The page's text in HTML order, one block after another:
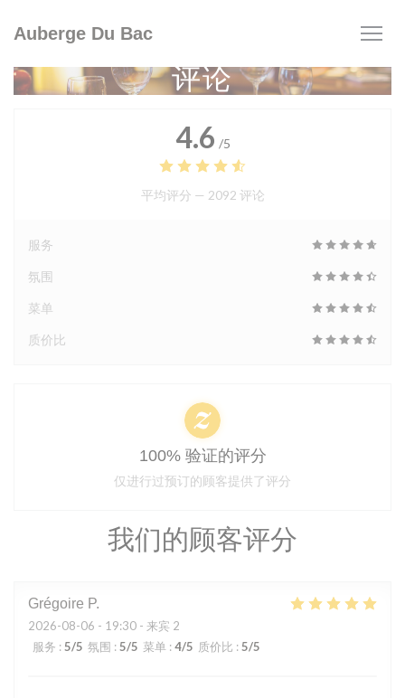
Auberge Du Bac
评论
我们的顾客评分
Grégoire P
2026-08-06 - 19:30 - 来宾 2
服务 : 5/5 氛围 : 5/5 菜单 : 4/5 质价比 : 5/5
4.6 /5
平均评分 — 2092 评论
服务
氛围
菜单
质价比
100% 验证的评分
仅进行过预订的顾客提供了评分